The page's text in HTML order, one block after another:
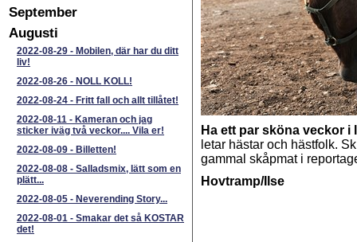
September
Augusti
2022-08-29 - Mobilen, där har du ditt
liv!
2022-08-26 - NOLL KOLL!
2022-08-24 - Fritt fall och allt tillåtet!
2022-08-11 - Kameran och jag
sticker iväg två veckor.... Vila er!
2022-08-09 - Billetten!
2022-08-08 - Salladsmix, lätt som en
plätt...
2022-08-05 - Neverending Story...
2022-08-01 - Smakar det så KOSTAR
det!
Ha ett par sköna veckor i
letar hästar och hästfolk.
gammal skåpmat i
Hovtramp/Ilse